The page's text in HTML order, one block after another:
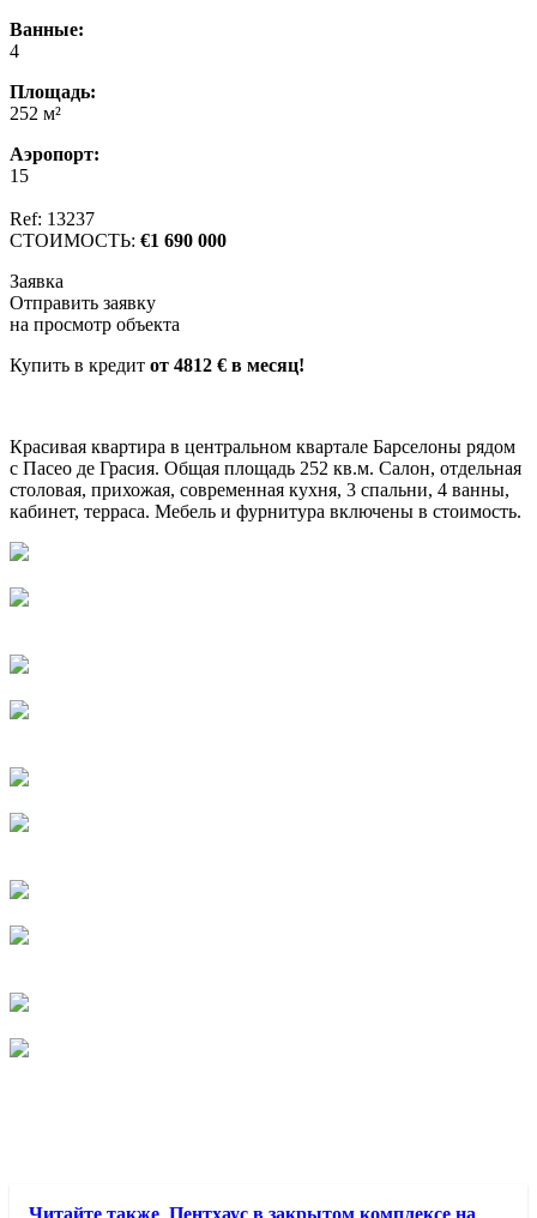
Ванные:
4
Площадь:
252 м²
Аэропорт:
15
Ref: 13237
СТОИМОСТЬ: €1 690 000
Заявка
Отправить заявку
на просмотр объекта
Купить в кредит от 4812 € в месяц!
Красивая квартира в центральном квартале Барселоны рядом
с Пасео де Грасия. Общая площадь 252 кв.м. Салон, отдельная
столовая, прихожая, современная кухня, 3 спальни, 4 ванны,
кабинет, терраса. Мебель и фурнитура включены в стоимость.
Читайте также Пентхаус в закрытом комплексе на